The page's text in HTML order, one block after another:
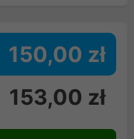
150,00 zł
153,00 zł